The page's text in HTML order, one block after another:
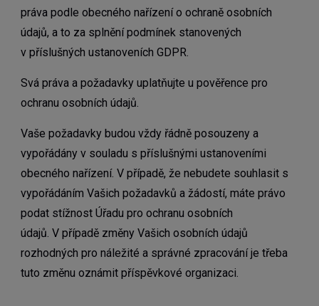
práva podle obecného nařízení o ochraně osobních
údajů, a to za splnění podmínek stanovených
v příslušných ustanoveních GDPR.
Svá práva a požadavky uplatňujte u pověřence pro
ochranu osobních údajů.
Vaše požadavky budou vždy řádně posouzeny a
vypořádány v souladu s příslušnými ustanoveními
obecného nařízení. V případě, že nebudete souhlasit s
vypořádáním Vašich požadavků a žádostí, máte právo
podat stížnost Úřadu pro ochranu osobních
údajů. V případě změny Vašich osobních údajů
rozhodných pro náležité a správné zpracování je třeba
tuto změnu oznámit příspěvkové organizaci.